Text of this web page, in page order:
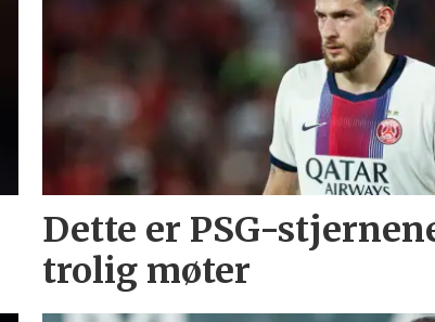
Dette er PSG-
trolig møter